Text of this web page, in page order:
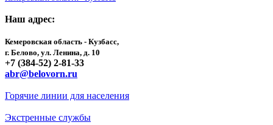
Наш адрес:
Кемеровская область - Кузбасс,
г. Белово, ул. Ленина, д. 10
+7 (384-52) 2-81-33
abr@belovorn.ru
Горячие линии для населения
Экстренные службы